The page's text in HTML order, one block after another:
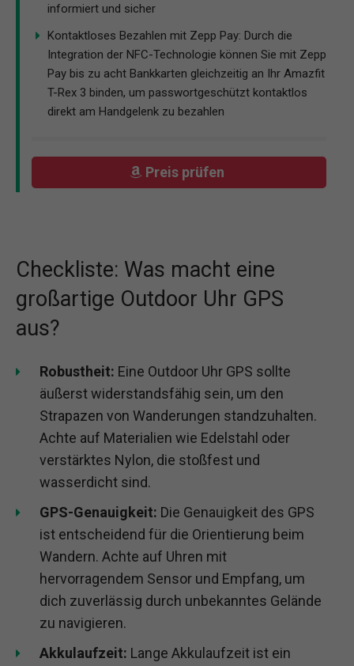
informiert und sicher
Kontaktloses Bezahlen mit Zepp Pay: Durch die
Integration der NFC-Technologie können Sie mit Zepp
Pay bis zu acht Bankkarten gleichzeitig an Ihr Amazfit
T-Rex 3 binden, um passwortgeschützt kontaktlos
direkt am Handgelenk zu bezahlen
Preis prüfen
Checkliste: Was macht eine
großartige Outdoor Uhr GPS
aus?
Robustheit: Eine Outdoor Uhr GPS sollte
äußerst widerstandsfähig sein, um den
Strapazen von Wanderungen standzuhalten.
Achte auf Materialien wie Edelstahl oder
verstärktes Nylon, die stoßfest und
wasserdicht sind.
GPS-Genauigkeit: Die Genauigkeit des GPS
ist entscheidend für die Orientierung beim
Wandern. Achte auf Uhren mit
hervorragendem Sensor und Empfang, um
dich zuverlässig durch unbekanntes Gelände
zu navigieren.
Akkulaufzeit: Lange Akkulaufzeit ist ein